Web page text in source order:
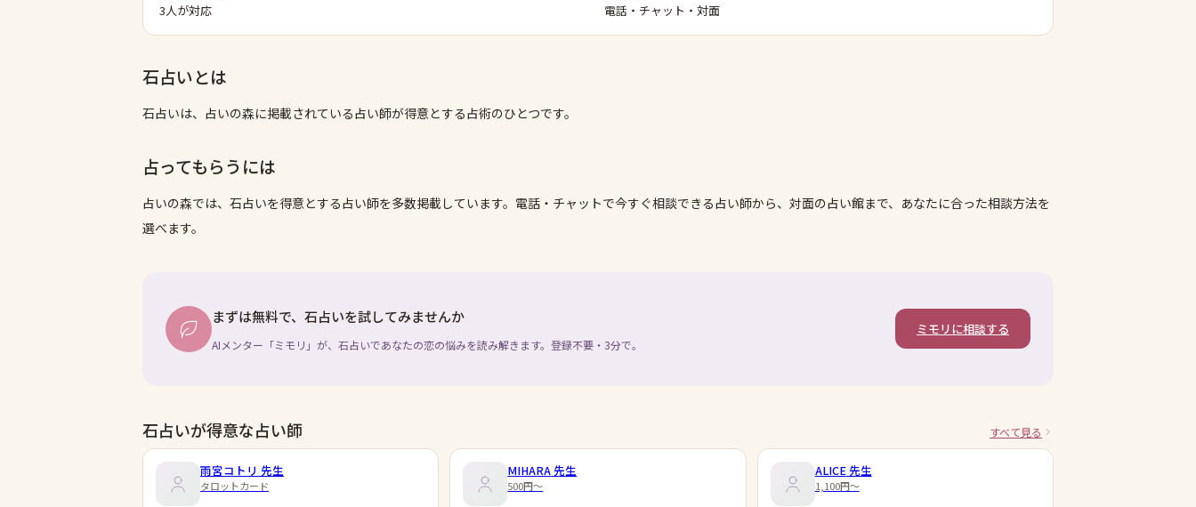
3人が対応 電話・チャット・対面
石占いとは
石占いは、占いの森に掲載されている占い師が得意とする占術のひとつです。
占ってもらうには
占いの森では、 石占いを得意とする占い師を多数掲載しています。電話・チャットで今すぐ相談できる占い師から、対面の占い館まで、あなたに合った相談方法を
選べます。
まずは無料で、石占いを試してみませんか
AIメンター「ミモリ」が、石占いであなたの恋の悩みを読み解きます。登録不要・3分で。
ミモリに相談する
石占いが得意な占い師 すべて見る
雨宮コトリ 先生
タロットカード
MIHARA先生
500円〜
ALICE先生
1,100円〜